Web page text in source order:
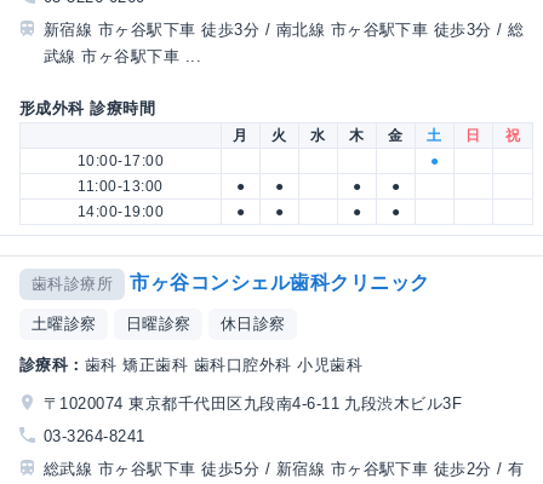
新宿線 市ヶ谷駅下車 徒歩3分 / 南北線 市ヶ谷駅下車 徒歩3分 / 総
武線 市ヶ谷駅下車 ...
形成外科 診療時間
月 火 水 木 金 土 日
祝
10:00-17:00
●
11:00-13:00
● ● ●
●
14:00-19:00
● ● ● ●
歯科診療所 市ヶ谷コンシェル歯科クリニック
土曜診察 日曜診察 休日診察
診療科： 歯科 矯正歯科 歯科口腔外科 小児歯科
〒1020074 東京都千代田区九段南4-6-11 九段渋木ビル3F
03-3264-8241
総武線 市ヶ谷駅下車 徒歩5分 / 新宿線 市ヶ谷駅下車 徒歩2分 / 有